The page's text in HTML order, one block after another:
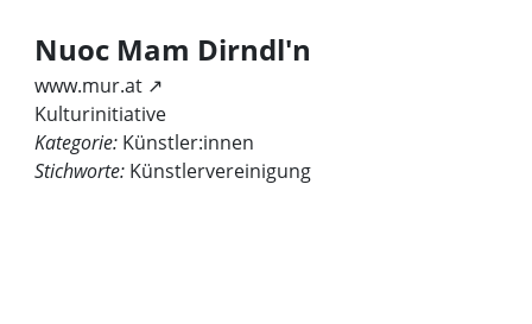
Nuoc Mam Dirndl'n
www.mur.at ↗
Kulturinitiative
Kategorie: Künstler:innen
Stichworte: Künstlervereinigung